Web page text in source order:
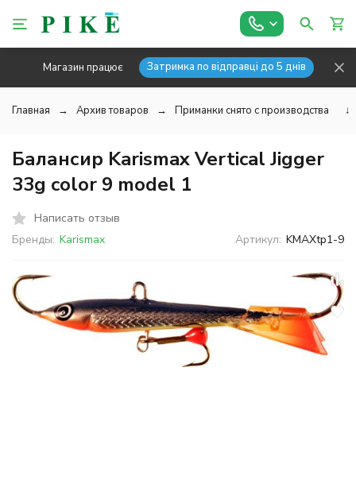
Магазин працює Затримка по відправці до 5 днів
Главная Архив товаров Приманки снято с производства ↓
Балансир Karismax Vertical Jigger
33g color 9 model 1
Написать отзыв
Бренды: Karismax Артикул: KMAXtp1-9